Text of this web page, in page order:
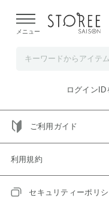
よる配送遅延が発生して
メニュー
ご指定のアイテムは取
トップへ戻る
ログインID
ご利用ガイド
利用規約
セキュリティーポリ